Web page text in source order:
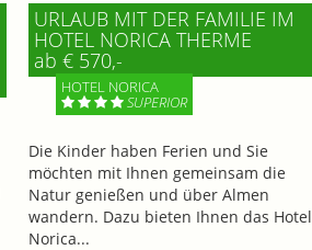
URLAUB MIT DER FAMILIE IM
HOTEL NORICA THERME
ab € 570,-
HOTEL NORICA
SUPERIOR
Die Kinder haben Ferien und Sie
möchten mit Ihnen gemeinsam die
Natur genießen und über Almen
wandern. Dazu bieten Ihnen das Hotel
Norica...